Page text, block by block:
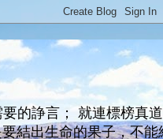
的諍言； 就連標榜真
結出生命的果子，不能